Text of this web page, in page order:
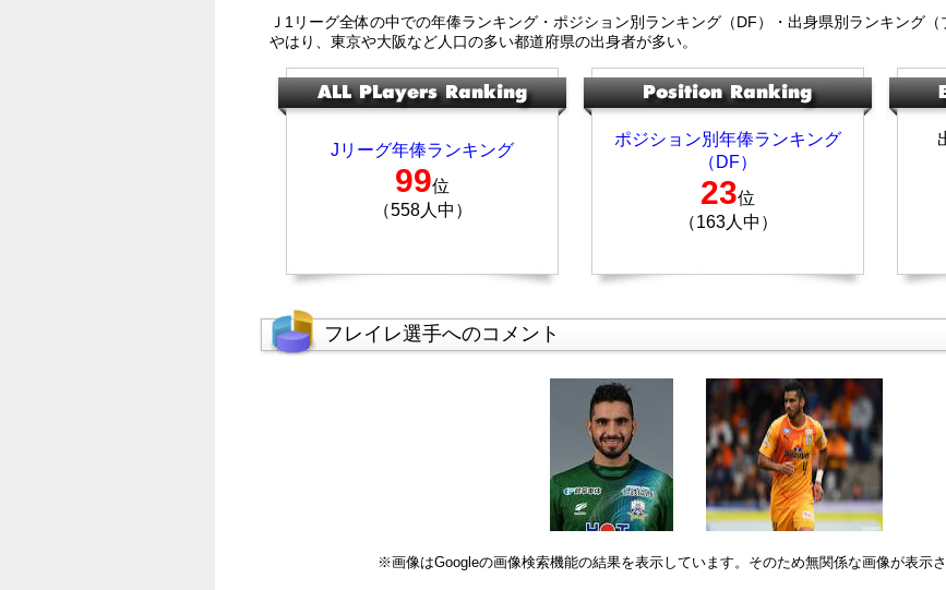
Ｊ1リーグ全体の中での年俸ランキング・ポジション別ランキング（DF）・出身県別ランキング（
やはり、東京や大阪など人口の多い都道府県の出身者が多い。
Jリーグ年俸ランキング
99位
（558人中）
ポジション別年俸ランキング
（DF）
23位
（163人中）
フレイレ選手へのコメント
※画像はGoogleの画像検索機能の結果を表示しています。そのため無関係な画像が表示さ